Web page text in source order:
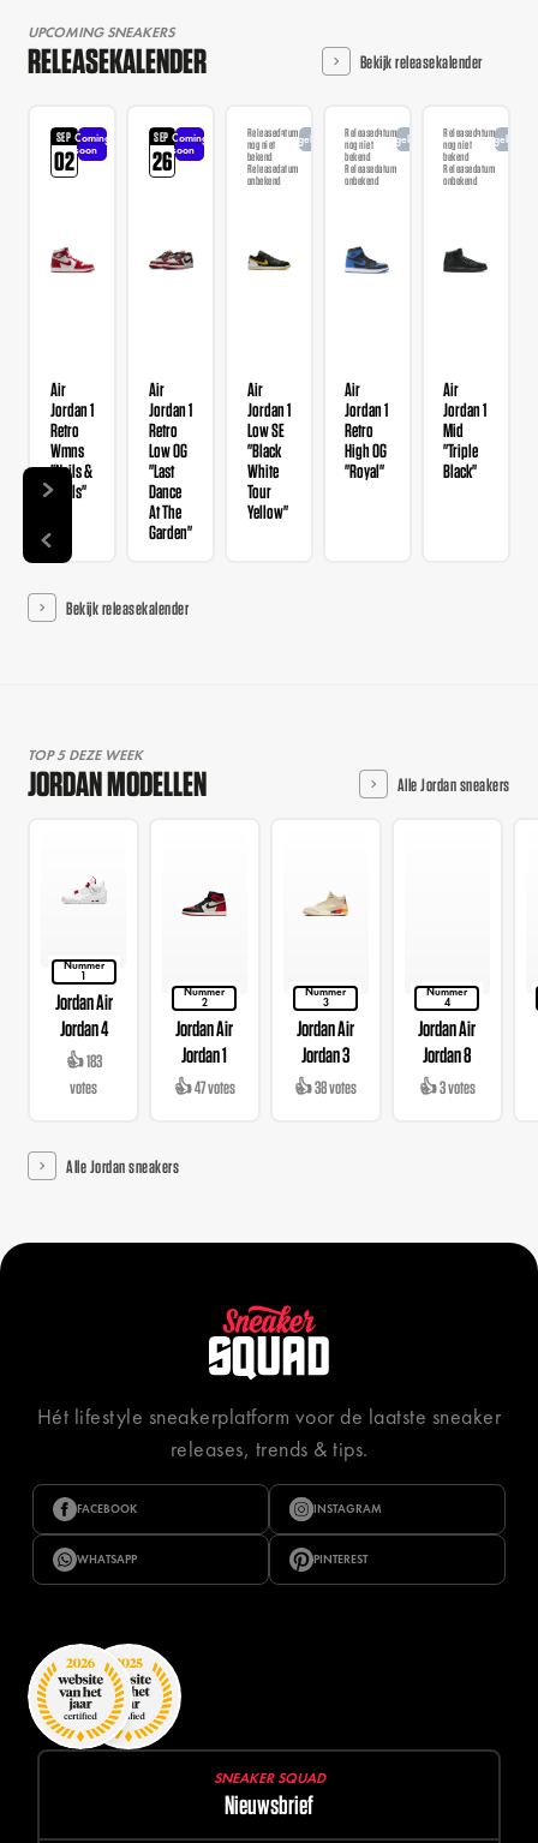
UPCOMING SNEAKERS
RELEASEKALENDER Bekijk releasekalender
SEP
02
Coming
soon
Air
Jordan 1
Retro
Wmns
"Nails &
Grails"
SEP
26
Coming
soon
Air
Jordan 1
Retro
Low OG
"Last
Dance
At The
Garden"
Releasedatum
nog niet
bekend
Releasedatum
onbekend
Aangekondigd
Air
Jordan 1
Low SE
"Black
White
Tour
Yellow"
Releasedatum
nog niet
bekend
Releasedatum
onbekend
Aangekondigd
Air
Jordan 1
Retro
High OG
"Royal"
Releasedatum
nog niet
bekend
Releasedatum
onbekend
Air
Jordan 1
Mid
"Triple
Black"
Bekijk releasekalender
TOP 5 DEZE WEEK
JORDAN MODELLEN Alle Jordan sneakers
Nummer
1
Jordan Air
Jordan 4
👍 183
votes
Nummer
2
Jordan Air
Jordan 1
👍 47 votes
Nummer
3
Jordan Air
Jordan 3
👍 38 votes
Nummer
4
Jordan Air
Jordan 8
👍 3 votes
Alle Jordan sneakers
Hét lifestyle sneakerplatform voor de laatste sneaker
releases, trends & tips.
FACEBOOK INSTAGRAM
WHATSAPP PINTEREST
SNEAKER SQUAD
Nieuwsbrief